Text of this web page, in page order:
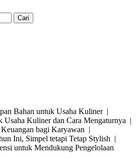
Bahan untuk Usaha Kuliner |
Usaha Kuliner dan Cara Mengaturnya |
bagi Karyawan |
Ini, Simpel tetapi Tetap Stylish |
untuk Mendukung Pengelolaan